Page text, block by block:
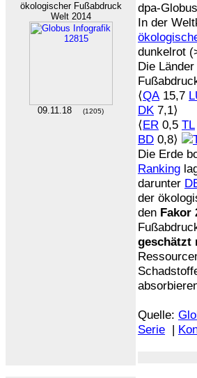
ökologischer Fußabdruck
Welt 2014
09.11.18 (1205)
dpa-
In der
dunkelrot
Die
⟨QA15,7
DK 7,1⟩
⟨ER 0,5 TL
BD 0,8⟩
Die Erde
Ranking
darunter
der
den Fakor
geschätzt
Quelle:
Serie |